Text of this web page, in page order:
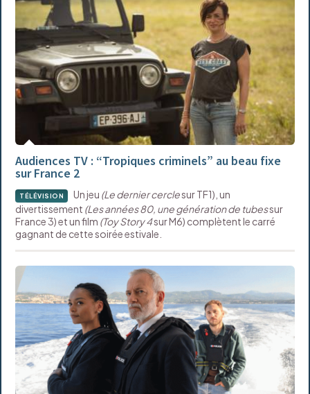
Audiences TV : “Tropiques criminels” au beau fixe
sur France 2
TÉLÉVISION Un jeu (Le dernier cerclesur TF1), un
divertissement (Les années 80, une génération de tubessur
France 3) et un film (Toy Story 4sur M6) complètent le carré
gagnant de cette soirée estivale.